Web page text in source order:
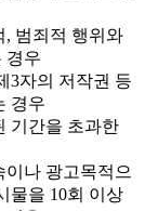
, 범죄적 행위와
경우
3자의 저작권 등
경우
기간을 초과한
이나 광고목적으
물을 10회 이상